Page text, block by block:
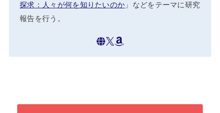
探求：人々が何を知りたいのか 」などをテーマに研究
報告を行う。